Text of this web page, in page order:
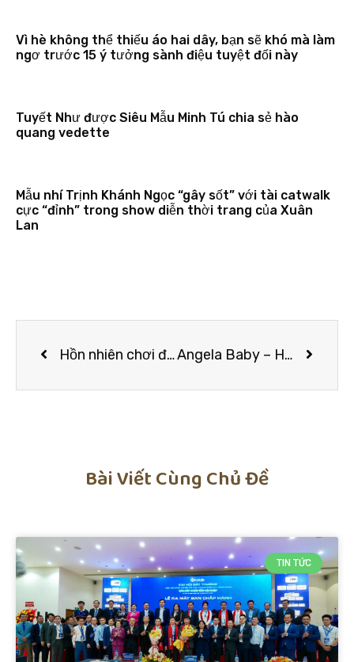
Vì hè không thể thiếu áo hai dây, bạn sẽ khó mà làm
ngơ trước 15 ý tưởng sành điệu tuyệt đối này
Tuyết Như được Siêu Mẫu Minh Tú chia sẻ hào
quang vedette
Mẫu nhí Trịnh Khánh Ngọc “gây sốt” với tài catwalk
cực “đỉnh” trong show diễn thời trang của Xuân
Lan
Hồn nhiên chơi đùa cùng mèo, Nam Em vô tình để lộ bạn trai ngoại quốc? Angela Baby – Huỳnh Hiểu Minh đã ly hôn từ lâu, chỉ vì ràng buộc hợp đồng nên không thể công khai tin tức?
Bài Viết Cùng Chủ Đề
TIN TỨC